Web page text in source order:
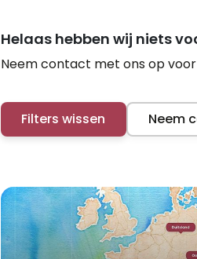
Helaas hebben wij niets
Neem contact met ons op
Filters wissen Neem